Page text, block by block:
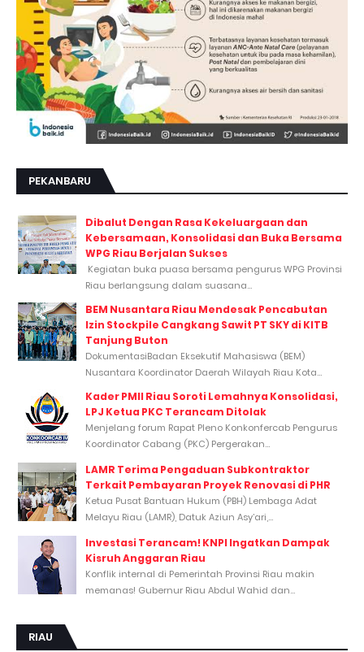
PEKANBARU
Dibalut Dengan Rasa Kekeluargaan dan
Kebersamaan, Konsolidasi dan Buka Bersama
WPG Riau Berjalan Sukses
Kegiatan buka puasa bersama pengurus WPG Provinsi
Riau berlangsung dalam suasana...
BEM Nusantara Riau Mendesak Pencabutan
Izin Stockpile Cangkang Sawit PT SKY di KITB
Tanjung Buton
DokumentasiBadan Eksekutif Mahasiswa (BEM)
Nusantara Koordinator Daerah Wilayah Riau Kota...
Kader PMII Riau Soroti Lemahnya Konsolidasi,
LPJ Ketua PKC Terancam Ditolak
Menjelang forum Rapat Pleno Konkonfercab Pengurus
Koordinator Cabang (PKC) Pergerakan...
LAMR Terima Pengaduan Subkontraktor
Terkait Pembayaran Proyek Renovasi di PHR
Ketua Pusat Bantuan Hukum (PBH) Lembaga Adat
Melayu Riau (LAMR), Datuk Aziun Asy’ari,...
Investasi Terancam! KNPI Ingatkan Dampak
Kisruh Anggaran Riau
Konflik internal di Pemerintah Provinsi Riau makin
memanas! Gubernur Riau Abdul Wahid dan...
RIAU